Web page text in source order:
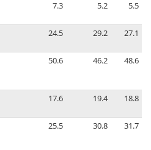
7.3 5.2 5.5
24.5 29.2 27.1
50.6 46.2 48.6
17.6 19.4 18.8
25.5 30.8 31.7